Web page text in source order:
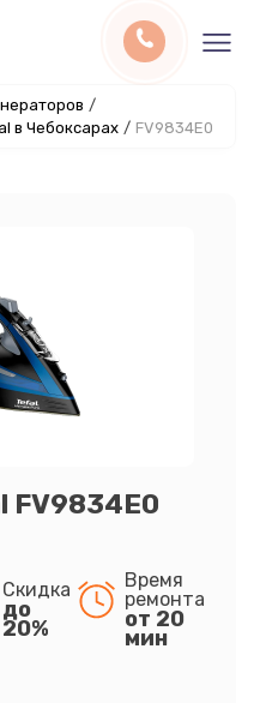
/
в Чебоксарах / FV9834E0
FV9834E0
Скидка
до
20%
Время
ремонта
от 20
мин